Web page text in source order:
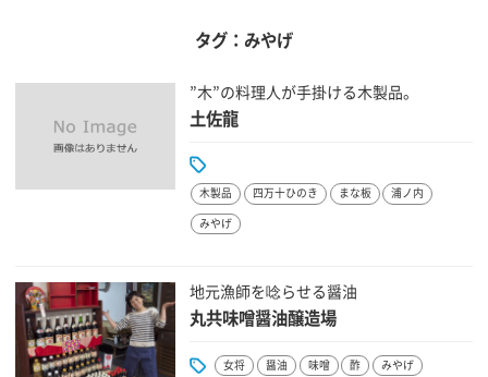
タグ：みやげ
”木”の料理人が手掛ける木製品。
土佐龍
木製品 四万十ひのき まな板 浦ノ内
みやげ
地元漁師を唸らせる醤油
丸共味噌醤油醸造場
女将 醤油 味噌 酢 みやげ